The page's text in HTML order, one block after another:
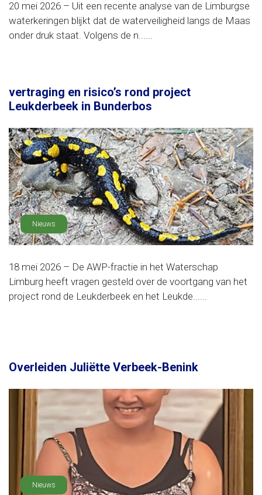
20 mei 2026 – Uit een recente analyse van de Limburgse
waterkeringen blijkt dat de waterveiligheid langs de Maas
onder druk staat. Volgens de n......
vertraging en risico’s rond project
Leukderbeek in Bunderbos
Nieuws
18 mei 2026 – De AWP-fractie in het Waterschap
Limburg heeft vragen gesteld over de voortgang van het
project rond de Leukderbeek en het Leukde......
Overleiden Juliëtte Verbeek-Benink
Nieuws